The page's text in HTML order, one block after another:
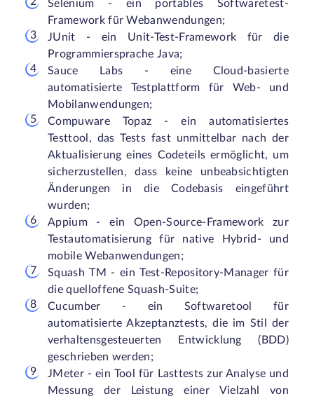
Selenium - ein portables Softwaretest-
Framework für Webanwendungen;
JUnit - ein Unit-Test-Framework für die
Programmiersprache Java;
Sauce Labs - eine Cloud-basierte
automatisierte Testplattform für Web- und
Mobilanwendungen;
Compuware Topaz - ein automatisiertes
Testtool, das Tests fast unmittelbar nach der
Aktualisierung eines Codeteils ermöglicht, um
sicherzustellen, dass keine unbeabsichtigten
Änderungen in die Codebasis eingeführt
wurden;
Appium - ein Open-Source-Framework zur
Testautomatisierung für native Hybrid- und
mobile Webanwendungen;
Squash TM - ein Test-Repository-Manager für
die quelloffene Squash-Suite;
Cucumber - ein Softwaretool für
automatisierte Akzeptanztests, die im Stil der
verhaltensgesteuerten Entwicklung (BDD)
geschrieben werden;
JMeter - ein Tool für Lasttests zur Analyse und
Messung der Leistung einer Vielzahl von